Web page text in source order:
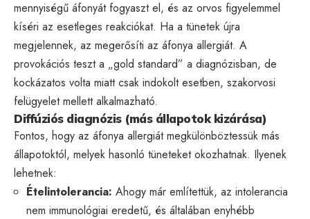
mennyiségű áfonyát fogyaszt el, és az orvos figyelemmel
kíséri az esetleges reakciókat. Ha a tünetek újra
megjelennek, az megerősíti az áfonya allergiát. A
provokációs teszt a „gold standard” a diagnózisban, de
kockázatos volta miatt csak indokolt esetben, szakorvosi
felügyelet mellett alkalmazható.
Diffúziós diagnózis (más állapotok kizárása)
Fontos, hogy az áfonya allergiát megkülönböztessük más
állapotoktól, melyek hasonló tüneteket okozhatnak. Ilyenek
lehetnek:
Ételintolerancia: Ahogy már említettük, az intolerancia
nem immunológiai eredetű, és általában enyhébb